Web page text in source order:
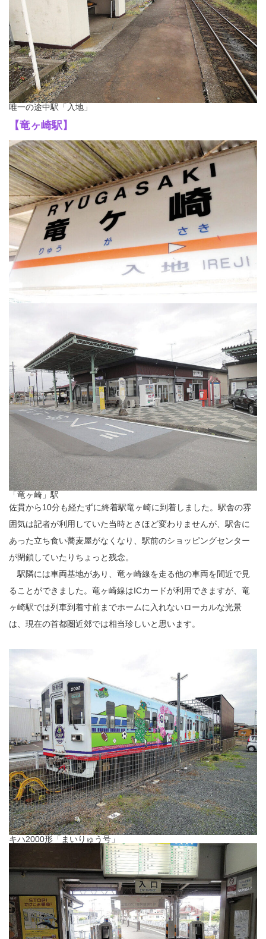
唯一の途中駅「入地」
【竜ヶ崎駅】
「竜ヶ崎」駅
佐貫から10分も経たずに終着駅竜ヶ崎に到着しました。駅舎の雰
囲気は記者が利用していた当時とさほど変わりませんが、駅舎に
あった立ち食い蕎麦屋がなくなり、駅前のショッピングセンター
が閉鎖していたりちょっと残念。
駅隣には車両基地があり、竜ヶ崎線を走る他の車両を間近で見
ることができました。竜ヶ崎線はICカードが利用できますが、竜
ヶ崎駅では列車到着寸前までホームに入れないローカルな光景
は、現在の首都圏近郊では相当珍しいと思います。
キハ2000形「まいりゅう号」